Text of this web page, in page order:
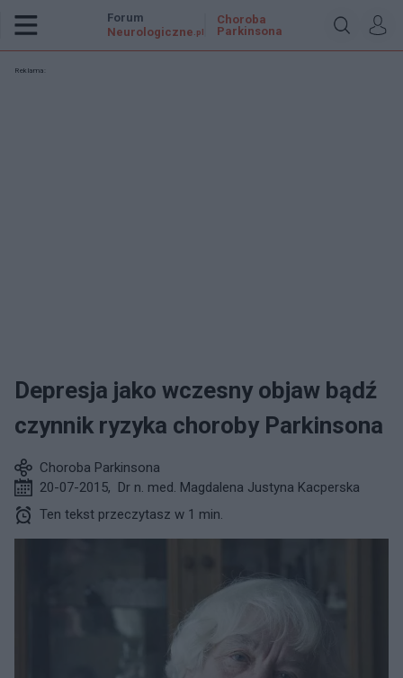
Forum
Neurologiczne .pl
Choroba
Parkinsona
Reklama:
Depresja jako wczesny objaw bądź
czynnik ryzyka choroby Parkinsona
Choroba Parkinsona
20-07-2015, Dr n. med. Magdalena Justyna Kacperska
Ten tekst przeczytasz w 1 min.